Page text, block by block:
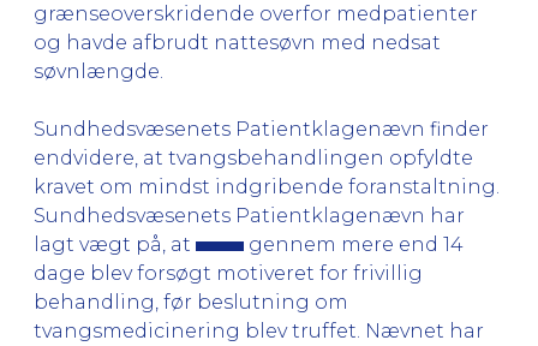
grænseoverskridende overfor medpatienter
og havde afbrudt nattesøvn med nedsat
søvnlængde.
Sundhedsvæsenets Patientklagenævn finder
endvidere, at tvangsbehandlingen opfyldte
kravet om mindst indgribende foranstaltning.
Sundhedsvæsenets Patientklagenævn har
lagt vægt på, at
gennem mere end 14
dage blev forsøgt motiveret for frivillig
behandling, før beslutning om
tvangsmedicinering blev truffet. Nævnet har